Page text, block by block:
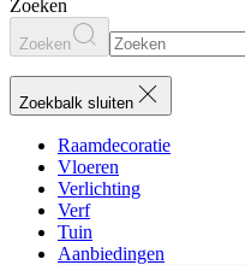
Zoeken
Zoeken
Zoekbalk sluiten
Raamdecoratie
Vloeren
Verlichting
Verf
Tuin
Aanbiedingen